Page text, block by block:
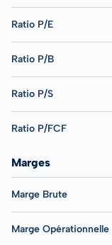
Ratio P/E
Ratio P/B
Ratio P/S
Ratio P/FCF
Marges
Marge Brute
Marge Opérationnelle